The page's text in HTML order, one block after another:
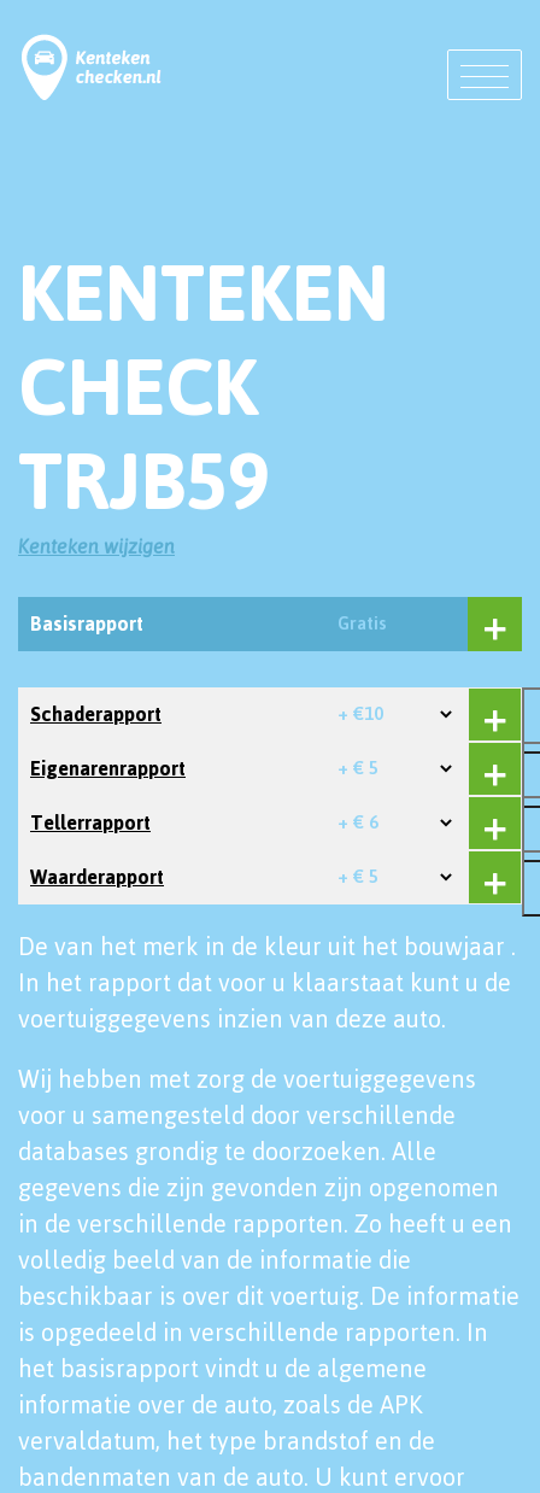
KENTEKEN
CHECK
TRJB59
Kenteken wijzigen
Basisrapport Gratis
Schaderapport + €10
Eigenarenrapport + € 5
Tellerrapport + € 6
Waarderapport + € 5
De van het merk in de kleur uit het bouwjaar .
In het rapport dat voor u klaarstaat kunt u de
voertuiggegevens inzien van deze auto.
Wij hebben met zorg de voertuiggegevens
voor u samengesteld door verschillende
databases grondig te doorzoeken. Alle
gegevens die zijn gevonden zijn opgenomen
in de verschillende rapporten. Zo heeft u een
volledig beeld van de informatie die
beschikbaar is over dit voertuig. De informatie
is opgedeeld in verschillende rapporten. In
het basisrapport vindt u de algemene
informatie over de auto, zoals de APK
vervaldatum, het type brandstof en de
bandenmaten van de auto. U kunt ervoor